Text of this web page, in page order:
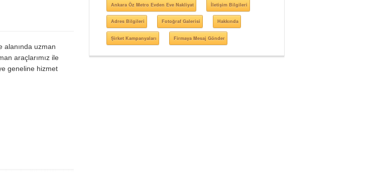
alanında uzman
araçlarımız ile
geneline hizmet
Ankara Öz Metro Evden Eve Nakliyat İletişim Bilgileri
Adres Bilgileri Fotoğraf Galerisi Hakkında
Şirket Kampanyaları Firmaya Mesaj Gönder